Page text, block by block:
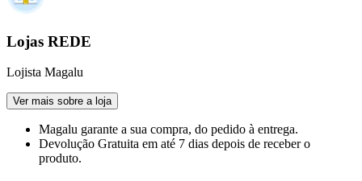
Lojas REDE
Lojista Magalu
Ver mais sobre a loja
Magalu garante a sua compra, do pedido à entrega.
Devolução Gratuita em até 7 dias depois de receber o
produto.